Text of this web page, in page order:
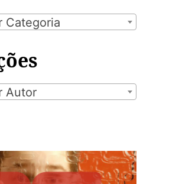
Categoria
Autor